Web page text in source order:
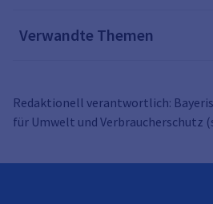
Verwandte Themen
Redaktionell verantwortlich:
für Umwelt und Verbraucherschutz